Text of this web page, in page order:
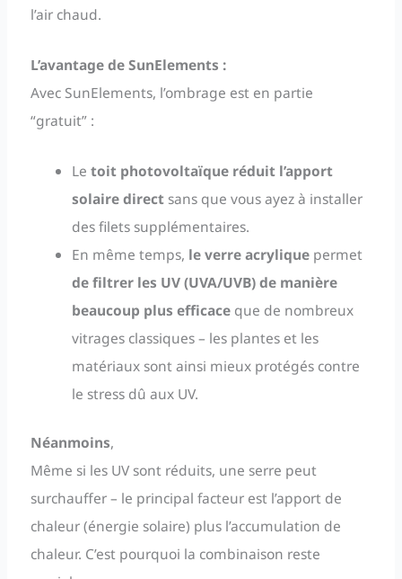
l’air chaud.
L’avantage de SunElements :
Avec SunElements, l’ombrage est en partie
“gratuit” :
Letoit photovoltaïque réduit l’apport
solaire direct sans que vous ayez à installer
des filets supplémentaires.
En même temps, le verre acrylique permet
de filtrer les UV (UVA/UVB) de manière
beaucoup plus efficace que de nombreux
vitrages classiques – les plantes et les
matériaux sont ainsi mieux protégés contre
le stress dû aux UV.
Néanmoins,
Même si les UV sont réduits, une serre peut
surchauffer – le principal facteur est l’apport de
chaleur (énergie solaire) plus l’accumulation de
chaleur. C’est pourquoi la combinaison reste